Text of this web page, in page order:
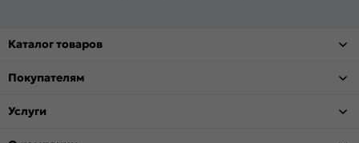
Каталог товаров
Покупателям
Услуги